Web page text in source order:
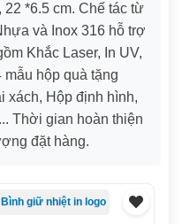
, 22 *6.5 cm. Chế tác từ
và Inox 316 hỗ trợ
Khắc Laser, In UV,
mẫu hộp quà tặng
xách, Hộp định hình,
. Thời gian hoàn thiện
đặt hàng.
Bình giữ nhiệt in logo